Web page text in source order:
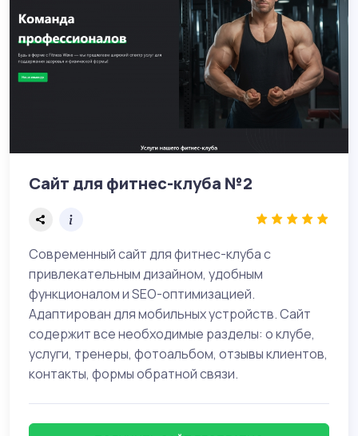
Сайт для фитнес-клуба №2
Современный сайт для фитнес-клуба с
привлекательным дизайном, удобным
функционалом и SEO-оптимизацией.
Адаптирован для мобильных устройств. Сайт
содержит все необходимые разделы: о клубе,
услуги, тренеры, фотоальбом, отзывы клиентов,
контакты, формы обратной связи.